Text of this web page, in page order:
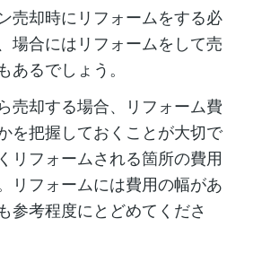
売却時にリフォームをする必
場合にはリフォームをして売
あるでしょう。
売却する場合、リフォーム費
を把握しておくことが大切で
リフォームされる箇所の費用
リフォームには費用の幅があ
参考程度にとどめてくださ